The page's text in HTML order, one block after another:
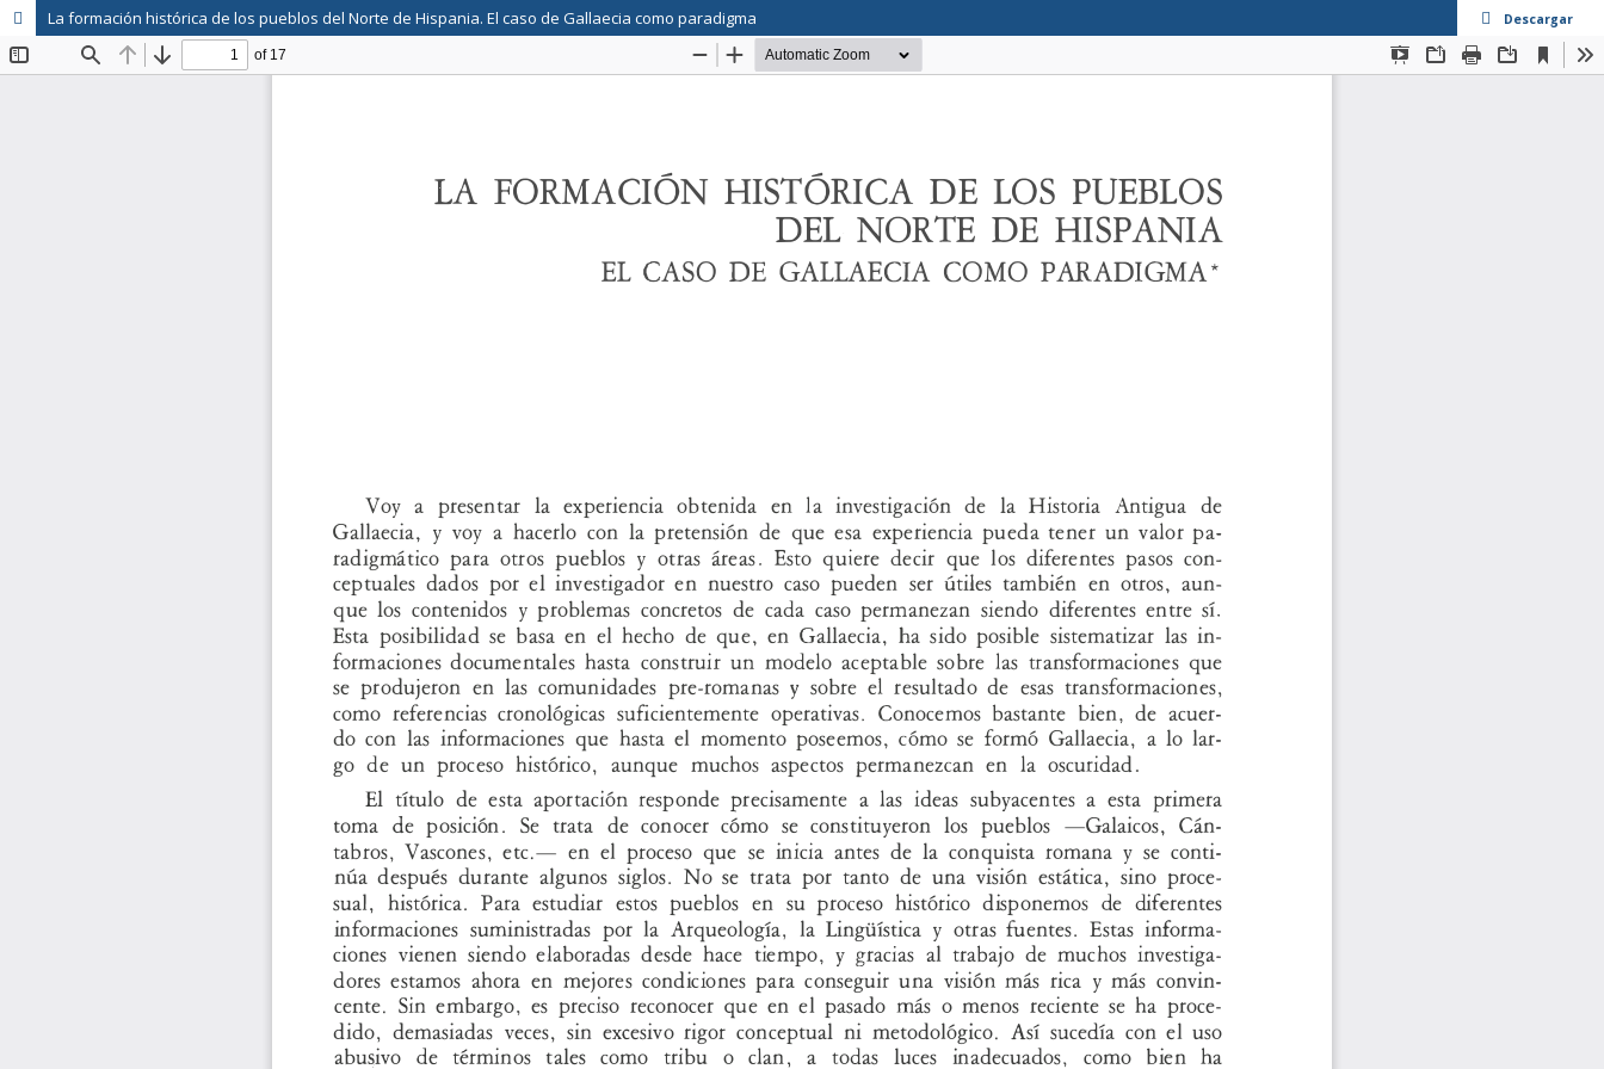
La formación histórica de los pueblos del Norte de Hispania. El caso de Gallaecia como paradigma Descargar